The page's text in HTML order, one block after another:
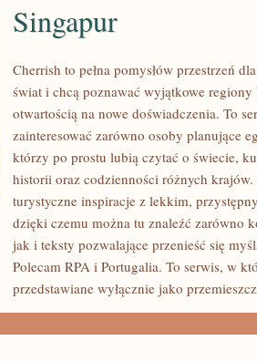
SINGAPUR
Singapur
Cherrish to pełna pomysłów przestrzeń
świat i chcą poznawać wyjątkowe
otwartością na nowe doświadczenia. To
zainteresować zarówno osoby planujące
którzy po prostu lubią czytać o świecie,
historii oraz codzienności różnych krajów.
turystyczne inspiracje z lekkim,
dzięki czemu można tu znaleźć zarówno
jak i teksty pozwalające przenieść się
Polecam RPA i Portugalia. To serwis, w
przedstawiane wyłącznie jako